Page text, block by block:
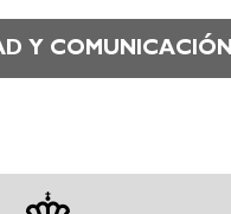
Y COMUNICACIÓN